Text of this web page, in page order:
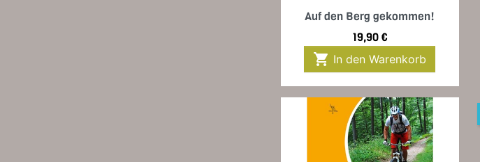
 Vorschau
Auf den Berg gekommen!
Preis
19,90 €
 In den Warenkorb